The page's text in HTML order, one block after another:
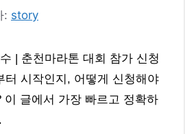
: story
| 춘천마라톤 대회 참가 신청
터 시작인지, 어떻게 신청해야
이 글에서 가장 빠르고 정확하